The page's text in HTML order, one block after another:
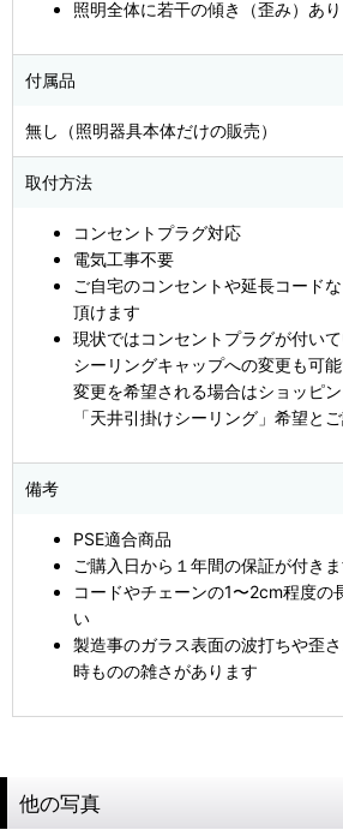
照明全体に若干の傾き（歪み）あり
付属品
無し（照明器具本体だけの販売）
取付方法
コンセントプラグ対応
電気工事不要
ご自宅のコンセントや延長コード
頂けます
現状ではコンセントプラグが付い
シーリングキャップへの変更も可能
変更を希望される場合はショッピ
「天井引掛けシーリング」希望とご
備考
PSE適合商品
ご購入日から１年間の保証が付き
コードやチェーンの1〜2cm程度の
い
製造事のガラス表面の波打ちや歪
時ものの雑さがあります
他の写真